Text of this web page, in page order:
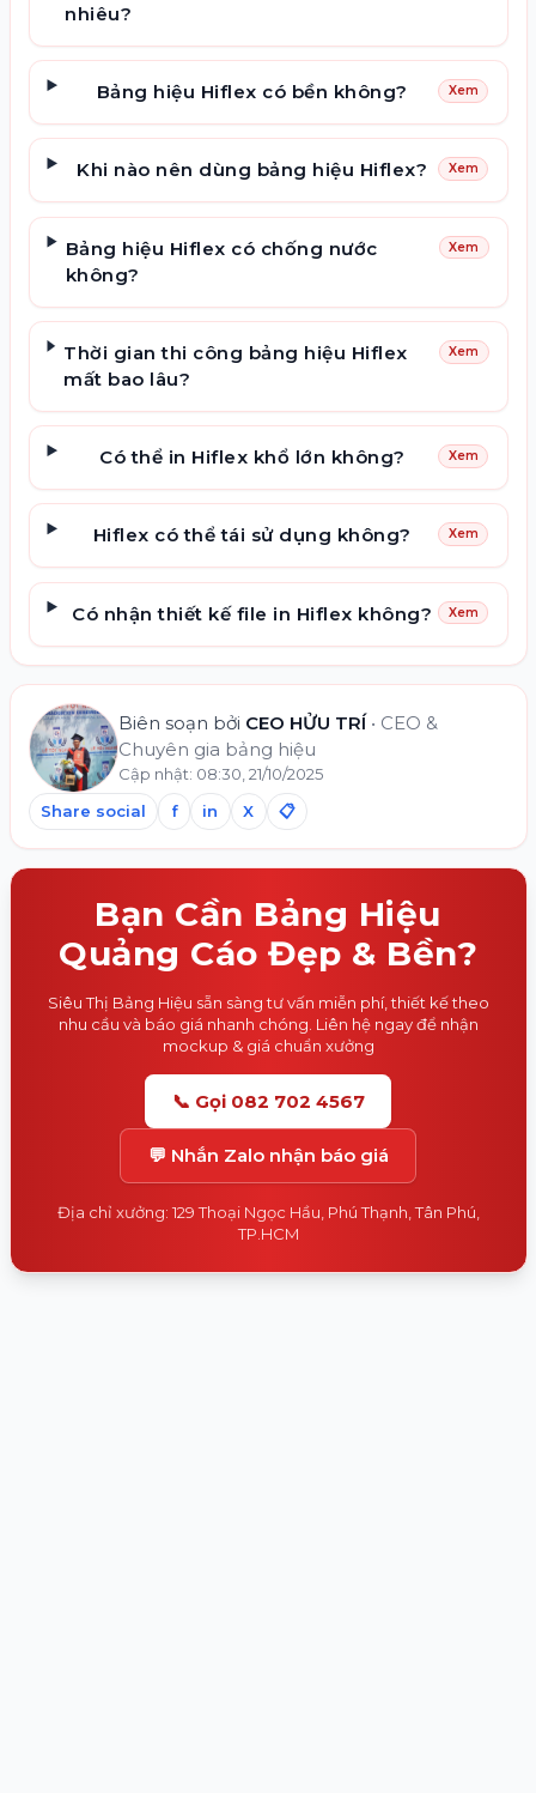
nhiêu?
Bảng hiệu Hiflex có bền không? Xem
Khi nào nên dùng bảng hiệu Hiflex? Xem
Bảng hiệu Hiflex có chống nước
không?
Xem
Thời gian thi công bảng hiệu Hiflex
mất bao lâu?
Xem
Có thể in Hiflex khổ lớn không? Xem
Hiflex có thể tái sử dụng không? Xem
Có nhận thiết kế file in Hiflex không? Xem
Thông Tin Biên Tập
Biên soạn bởi CEO HỬU TRÍ • CEO &
Chuyên gia bảng hiệu
Cập nhật: 08:30, 21/10/2025
Share social
f in X 📋
Bạn Cần Bảng Hiệu
Quảng Cáo Đẹp & Bền?
Siêu Thị Bảng Hiệu sẵn sàng tư vấn miễn phí, thiết kế theo
nhu cầu và báo giá nhanh chóng. Liên hệ ngay để nhận
mockup & giá chuẩn xưởng
📞 Gọi 082 702 4567
💬 Nhắn Zalo nhận báo giá
Địa chỉ xưởng: 129 Thoại Ngọc Hầu, Phú Thạnh, Tân Phú,
TP.HCM